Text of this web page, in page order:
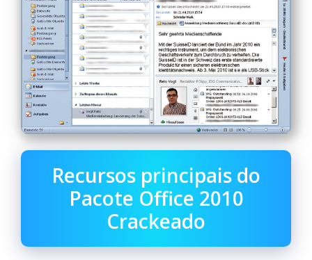
Recursos principais do
Pacote Office 2010
Crackeado